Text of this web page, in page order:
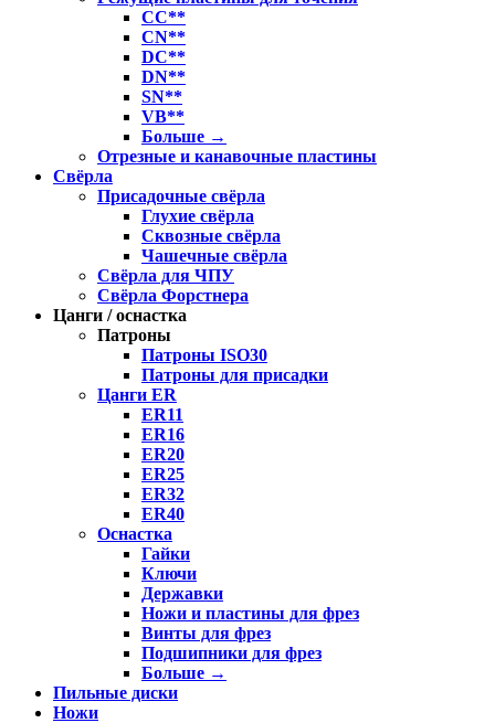
CC**
CN**
DC**
DN**
SN**
VB**
Больше →
Отрезные и канавочные пластины
Свёрла
Присадочные свёрла
Глухие свёрла
Сквозные свёрла
Чашечные свёрла
Свёрла для ЧПУ
Свёрла Форстнера
Цанги / оснастка
Патроны
Патроны ISO30
Патроны для присадки
Цанги ER
ER11
ER16
ER20
ER25
ER32
ER40
Оснастка
Гайки
Ключи
Державки
Ножи и пластины для фрез
Винты для фрез
Подшипники для фрез
Больше →
Пильные диски
Ножи